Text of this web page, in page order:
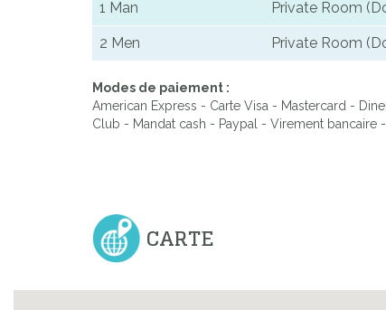
1 Man Private Room
2 Men Private Room
Modes de paiement :
American Express - Carte Visa - Mastercard -
Club - Mandat cash - Paypal - Virement bancaire -
CARTE